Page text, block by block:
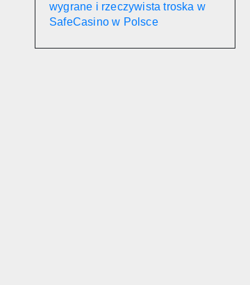
wygrane i rzeczywista troska w
SafeCasino w Polsce